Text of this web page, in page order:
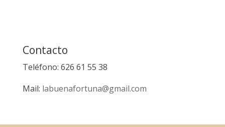
Contacto
Teléfono: 626 61 55 38
Mail: labuenafortuna@gmail.com